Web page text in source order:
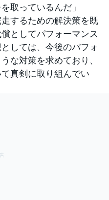
取っているんだ」
するための解決策を既
としてパフォーマンス
しては、今後のパフォ
な対策を求めており、
真剣に取り組んでい